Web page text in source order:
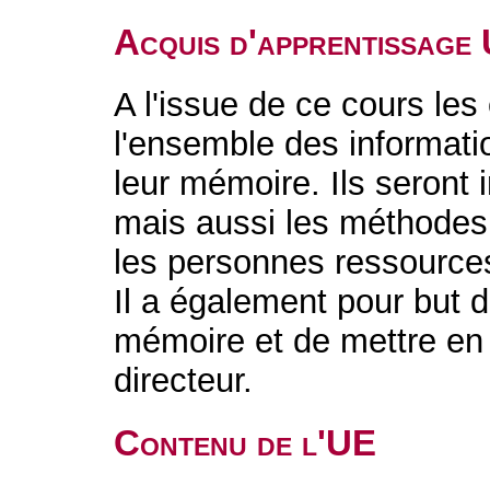
Acquis d'apprentissage
A l'issue de ce cours
l'ensemble des
leur mémoire. Ils
mais aussi les
les personnes
Il a également pour but
mémoire et de mettre
directeur.
Contenu de l'UE